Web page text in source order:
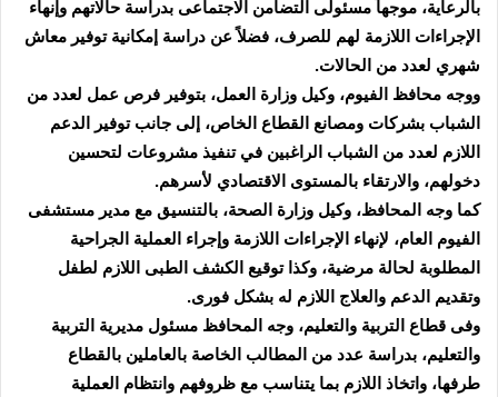
بالرعاية، موجهاً مسئولى التضامن الاجتماعى بدراسة حالاتهم وإنهاء
الإجراءات اللازمة لهم للصرف، فضلاً عن دراسة إمكانية توفير معاش
شهري لعدد من الحالات.
ووجه محافظ الفيوم، وكيل وزارة العمل، بتوفير فرص عمل لعدد من
الشباب بشركات ومصانع القطاع الخاص، إلى جانب توفير الدعم
اللازم لعدد من الشباب الراغبين في تنفيذ مشروعات لتحسين
دخولهم، والارتقاء بالمستوى الاقتصادي لأسرهم.
كما وجه المحافظ، وكيل وزارة الصحة، بالتنسيق مع مدير مستشفى
الفيوم العام، لإنهاء الإجراءات اللازمة وإجراء العملية الجراحية
المطلوبة لحالة مرضية، وكذا توقيع الكشف الطبى اللازم لطفل
وتقديم الدعم والعلاج اللازم له بشكل فورى.
وفى قطاع التربية والتعليم، وجه المحافظ مسئول مديرية التربية
والتعليم، بدراسة عدد من المطالب الخاصة بالعاملين بالقطاع
طرفها، واتخاذ اللازم بما يتناسب مع ظروفهم وانتظام العملية